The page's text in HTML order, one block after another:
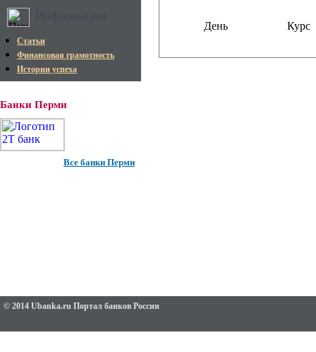
Статьи
Финансовая грамотность
Истории успеха
Банки Перми
Все банки Перми
День Курс
© 2014 Ubanka.ru Портал банков России